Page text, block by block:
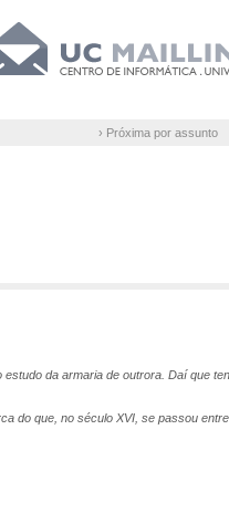
› Próxima por assunto
da armaria de outrora. Daí que
do que, no século XVI, se passou